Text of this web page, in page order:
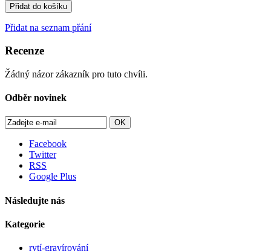
Přidat do košíku
Přidat na seznam přání
Recenze
Žádný názor zákazník pro tuto chvíli.
Odběr novinek
OK
Facebook
Twitter
RSS
Google Plus
Následujte nás
Kategorie
rytí-gravírování